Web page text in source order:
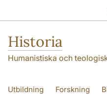
Historia
Humanistiska och
Utbildning Forskning